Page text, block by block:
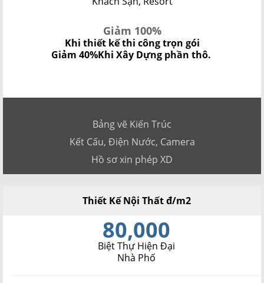
Giảm 100%
Khi thiết kế thi công trọn gói
Giảm 40%Khi Xây Dựng phần thô.
Bảng vẽ Kiến Trúc
Kết Cấu, Điện Nước, Camera
Hồ sơ xin phép XD
Thiết Kế Nội Thất đ/m2
80,000
Biệt Thự Hiện Đại
Nhà Phố